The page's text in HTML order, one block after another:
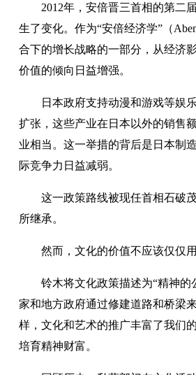
2012年，安倍晋三首相的第二
生了变化。作为“安倍经济学”（
合下的增长战略的一部分，从经济
价值的倾向日益增强。
日本政府支持动漫和游戏等娱
扩张，这些产业在日本以外的销售
业相当。这一举措的背后是日本制
际竞争力日益减弱。
这一政策路线被现任首相石破茂
所继承。
然而，文化的价值不应该仅仅
铃木将文化政策描述为“精神的
家和地方政府通过修建道路和桥梁
样，文化和艺术的推广丰富了我们
培育精神财富。